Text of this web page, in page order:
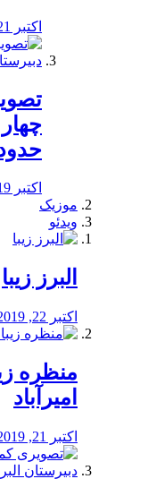
اکتبر 21, 2019
حدود
اکتبر 19, 2019
موزیک
ویدئو
البرز زیبا
اکتبر 22, 2019
منظره‌‌
امیرآباد
اکتبر 21, 2019